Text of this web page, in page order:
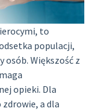
to
populacji,
osób. Większość z
opieki. Dla
a dla